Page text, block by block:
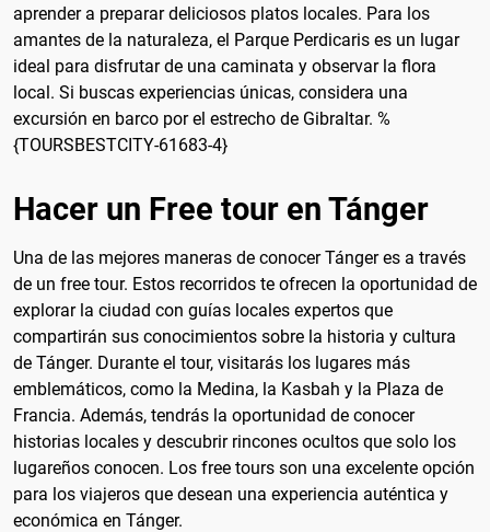
aprender a preparar deliciosos platos locales. Para los
amantes de la naturaleza, el Parque Perdicaris es un lugar
ideal para disfrutar de una caminata y observar la flora
local. Si buscas experiencias únicas, considera una
excursión en barco por el estrecho de Gibraltar. %
{TOURSBESTCITY-61683-4}
Hacer un Free tour en Tánger
Una de las mejores maneras de conocer Tánger es a través
de un free tour. Estos recorridos te ofrecen la oportunidad de
explorar la ciudad con guías locales expertos que
compartirán sus conocimientos sobre la historia y cultura
de Tánger. Durante el tour, visitarás los lugares más
emblemáticos, como la Medina, la Kasbah y la Plaza de
Francia. Además, tendrás la oportunidad de conocer
historias locales y descubrir rincones ocultos que solo los
lugareños conocen. Los free tours son una excelente opción
para los viajeros que desean una experiencia auténtica y
económica en Tánger.